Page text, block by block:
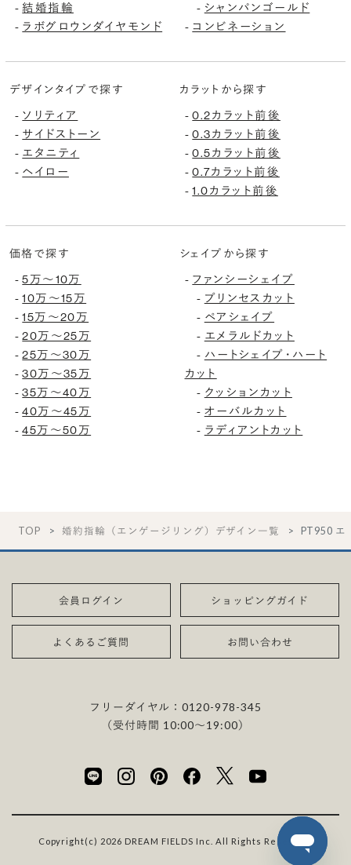
-結婚指輪
- ラボグロウンダイヤモンド
- シャンパンゴールド
- コンビネーション
デザインタイプで探す
- ソリティア
- サイドストーン
- エタニティ
- ヘイロー
カラットから探す
-0.2カラット前後
-0.3カラット前後
-0.5カラット前後
-0.7カラット前後
-1.0カラット前後
価格で探す
-5万〜10万
-10万〜15万
-15万〜20万
-20万〜25万
-25万〜30万
-30万〜35万
-35万〜40万
-40万〜45万
-45万〜50万
シェイプから探す
- ファンシーシェイプ
- プリンセスカット
- ペアシェイプ
- エメラルドカット
- ハートシェイプ・ハート
カット
- クッションカット
- オーバルカット
- ラディアントカット
TOP 婚約指輪（エンゲージリング）デザイン一覧 PT950 エ
会員ログイン ショッピングガイド
よくあるご質問 お問い合わせ
フリーダイヤル：0120-978-345
（受付時間 10:00〜19:00）
Copyright(c) 2026 DREAM FIELDS Inc. All Rights Reserved.